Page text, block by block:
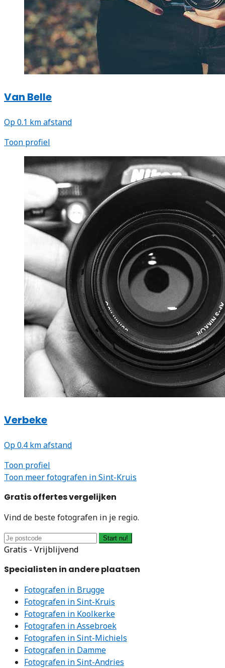
Van Belle
Op 0.1 km afstand
Toon profiel
Verbeke
Op 0.4 km afstand
Toon profiel
Toon meer fotografen in Sint-Kruis
Gratis offertes vergelijken
Vind de beste fotografen in je regio.
Start nu!
Gratis - Vrijblijvend
Specialisten in andere plaatsen
Fotografen in Brugge
Fotografen in Sint-Kruis
Fotografen in Koolkerke
Fotografen in Assebroek
Fotografen in Sint-Michiels
Fotografen in Damme
Fotografen in Sint-Andries